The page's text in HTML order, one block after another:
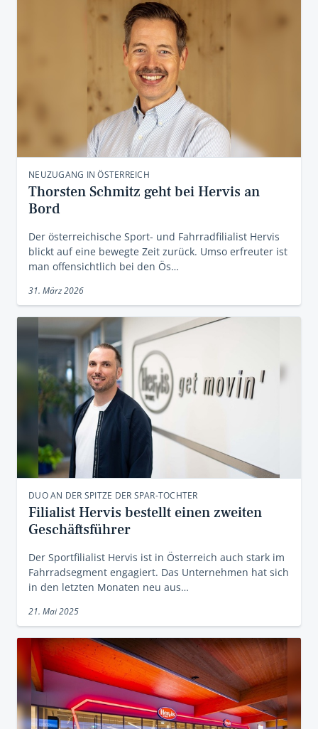
NEUZUGANG IN ÖSTERREICH
Thorsten Schmitz geht bei Hervis an
Bord
Der österreichische Sport- und Fahrradfilialist Hervis
blickt auf eine bewegte Zeit zurück. Umso erfreuter ist
man offensichtlich bei den Ös…
31. März 2026
DUO AN DER SPITZE DER SPAR-TOCHTER
Filialist Hervis bestellt einen zweiten
Geschäftsführer
Der Sportfilialist Hervis ist in Österreich auch stark im
Fahrradsegment engagiert. Das Unternehmen hat sich
in den letzten Monaten neu aus…
21. Mai 2025